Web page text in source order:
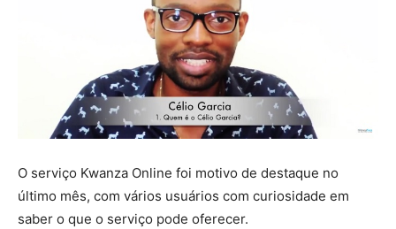
O serviço Kwanza Online foi motivo de destaque no
último mês, com vários usuários com curiosidade em
saber o que o serviço pode oferecer.